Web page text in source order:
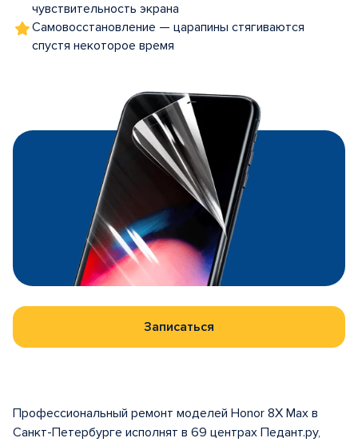
чувствительность экрана
Самовосстановление — царапины стягиваются
спустя некоторое время
Записаться
Профессиональный ремонт моделей Honor 8X Max в
Санкт-Петербурге исполнят в 69 центрах Педант.ру,